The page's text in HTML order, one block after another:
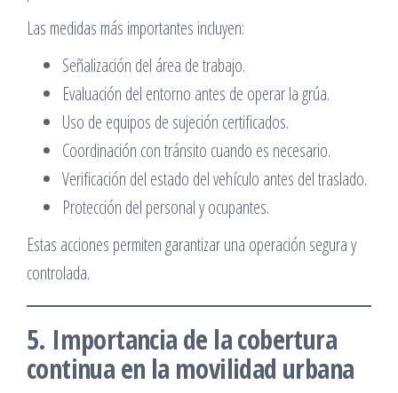
Las medidas más importantes incluyen:
Señalización del área de trabajo.
Evaluación del entorno antes de operar la grúa.
Uso de equipos de sujeción certificados.
Coordinación con tránsito cuando es necesario.
Verificación del estado del vehículo antes del traslado.
Protección del personal y ocupantes.
Estas acciones permiten garantizar una operación segura y
controlada.
5. Importancia de la cobertura
continua en la movilidad urbana